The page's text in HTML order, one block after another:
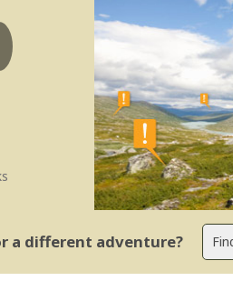
a different adventure?